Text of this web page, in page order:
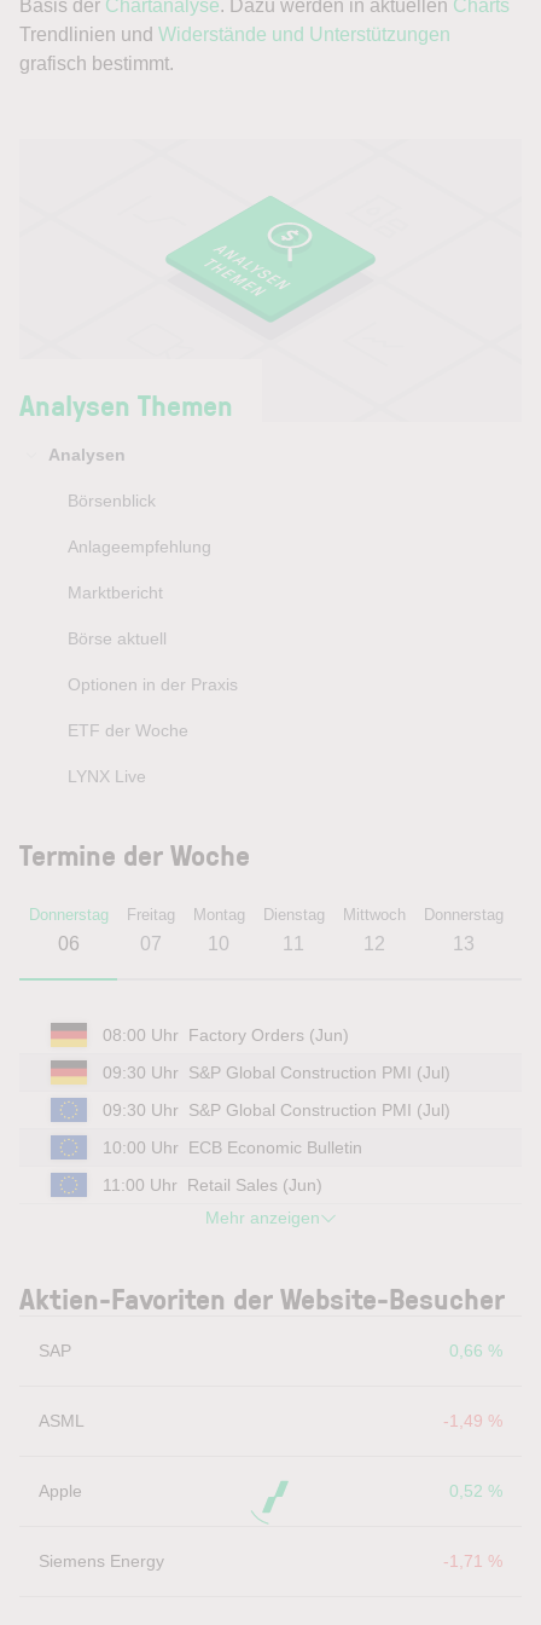
Basis der Chartanalyse. Dazu werden in aktuellen Charts
Trendlinien und Widerstände und Unterstützungen
grafisch bestimmt.
Analysen Themen
Analysen
Börsenblick
Anlageempfehlung
Marktbericht
Börse aktuell
Optionen in der Praxis
ETF der Woche
LYNX Live
Termine der Woche
Donnerstag
06
Freitag
07
Montag
10
Dienstag
11
Mittwoch
12
Donnerstag
13
08:00 Uhr Factory Orders (Jun)
09:30 Uhr S&P Global Construction PMI (Jul)
09:30 Uhr S&P Global Construction PMI (Jul)
10:00 Uhr ECB Economic Bulletin
11:00 Uhr Retail Sales (Jun)
Mehr anzeigen
Aktien-Favoriten der Website-Besucher
SAP 0,66 %
ASML -1,49 %
Apple 0,52 %
Siemens Energy -1,71 %